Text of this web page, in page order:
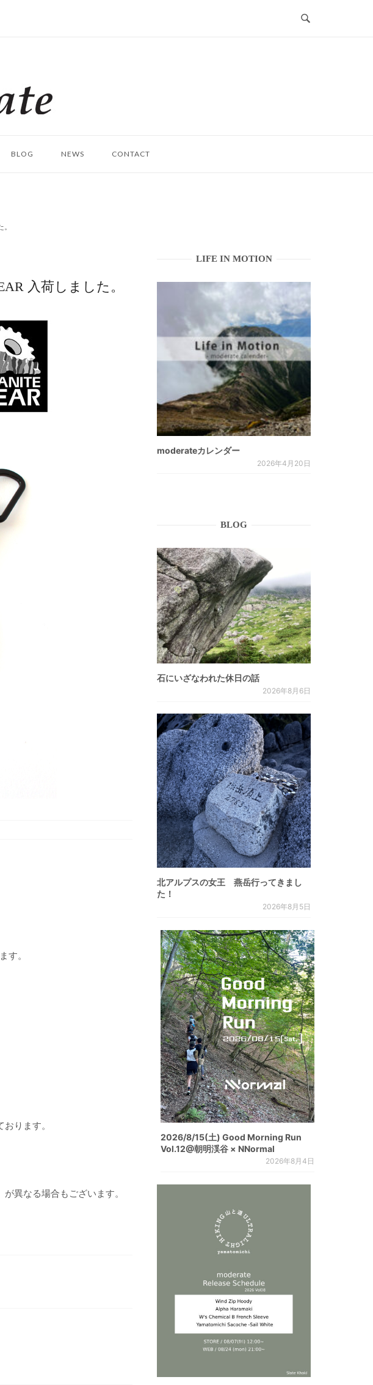
BLOG NEWS CONTACT
入荷しました。
す。
ります。
異なる場合もございます。
LIFE IN MOTION
moderateカレンダー
2026年4月20日
BLOG
石にいざなわれた休日の話
2026年8月6日
北アルプスの女王 燕岳行ってきまし
た！
2026年8月5日
2026/8/15(土) Good Morning Run
Vol.12@朝明渓谷 × NNormal
2026年8月4日